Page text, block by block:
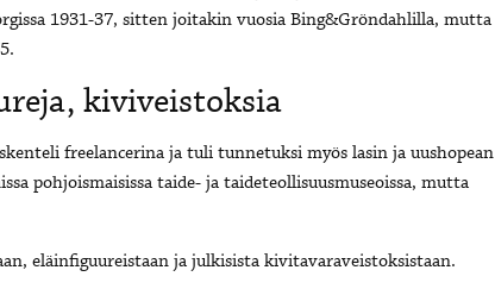
1931-37, sitten joitakin vuosia Bing&Gröndahlilla, mutta
kiviveistoksia
freelancerina ja tuli tunnetuksi myös lasin ja uushopean
pohjoismaisissa taide- ja taideteollisuusmuseoissa, mutta
eläinfiguureistaan ja julkisista kivitavaraveistoksistaan.